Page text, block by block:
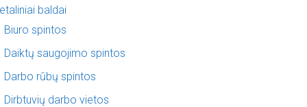
baldai
Biuro spintos
Daiktų saugojimo spintos
Darbo rūbų spintos
Dirbtuvių darbo vietos